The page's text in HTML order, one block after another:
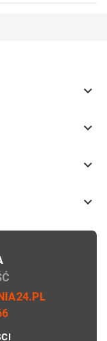

keyboard_arrow_down
keyboard_arrow_down
